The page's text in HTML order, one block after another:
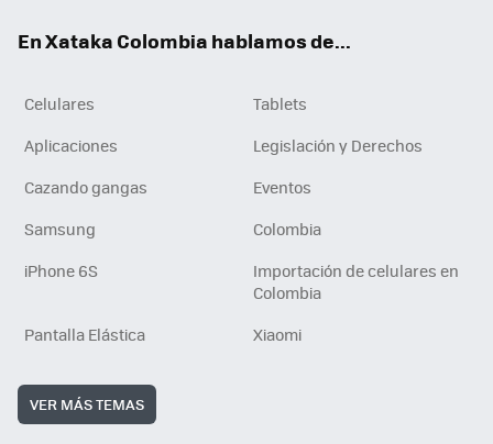
En Xataka Colombia hablamos de...
Celulares
Tablets
Aplicaciones
Legislación y Derechos
Cazando gangas
Eventos
Samsung
Colombia
iPhone 6S
Importación de celulares en
Colombia
Pantalla Elástica
Xiaomi
VER MÁS TEMAS